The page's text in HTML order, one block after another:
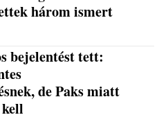
három ismert
bejelentést tett:
de Paks miatt